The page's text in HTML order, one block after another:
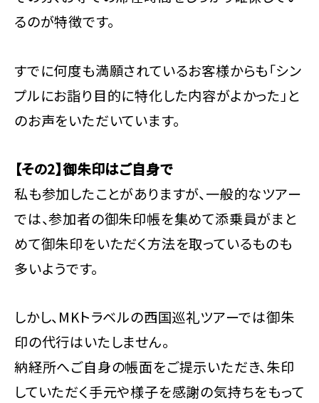
るのが特徴です。
すでに何度も満願されているお客様からも「シン
プルにお詣り目的に特化した内容がよかった」と
のお声をいただいています。
【その2】御朱印はご自身で
私も参加したことがありますが、一般的なツアー
では、参加者の御朱印帳を集めて添乗員がまと
めて御朱印をいただく方法を取っているものも
多いようです。
しかし、MKトラベルの西国巡礼ツアーでは御朱
印の代行はいたしません。
納経所へご自身の帳面をご提示いただき、朱印
していただく手元や様子を感謝の気持ちをもって